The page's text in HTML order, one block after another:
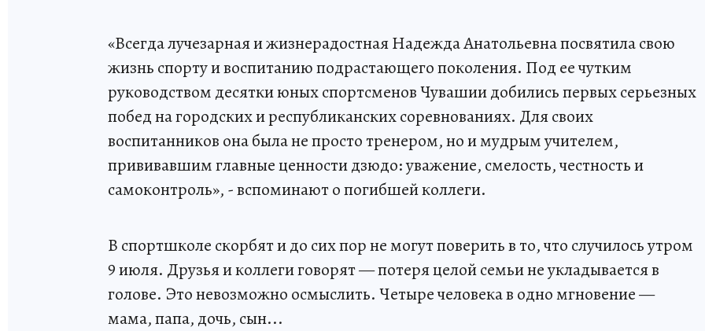
«Всегда лучезарная и жизнерадостная Надежда Анатольевна посвятила свою
жизнь спорту и воспитанию подрастающего поколения. Под ее чутким
руководством десятки юных спортсменов Чувашии добились первых серьезных
побед на городских и республиканских соревнованиях. Для своих
воспитанников она была не просто тренером, но и мудрым учителем,
прививавшим главные ценности дзюдо: уважение, смелость, честность и
самоконтроль», - вспоминают о погибшей коллеги.
В спортшколе скорбят и до сих пор не могут поверить в то, что случилось утром
9 июля. Друзья и коллеги говорят — потеря целой семьи не укладывается в
голове. Это невозможно осмыслить. Четыре человека в одно мгновение —
мама, папа, дочь, сын...